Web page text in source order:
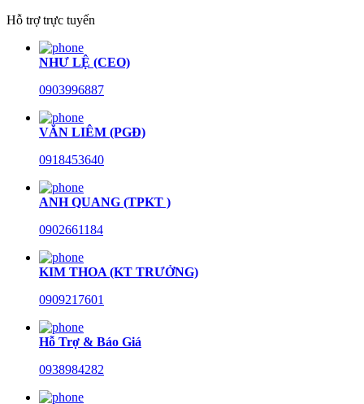
Hỗ trợ trực tuyến
NHƯ LỆ (CEO)
0903996887
VĂN LIÊM (PGĐ)
0918453640
ANH QUANG (TPKT )
0902661184
KIM THOA (KT TRƯỞNG)
0909217601
Hỗ Trợ & Báo Giá
0938984282